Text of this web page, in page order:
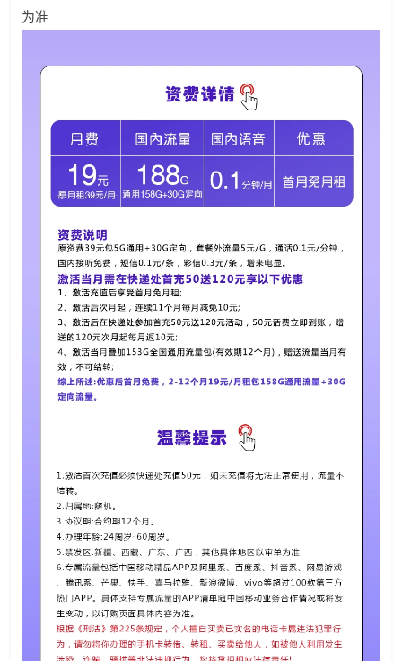
为准